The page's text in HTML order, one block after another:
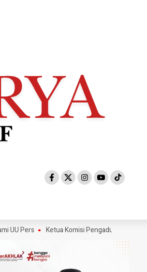
Ketua Komisi Pengaduan dan Penegakan